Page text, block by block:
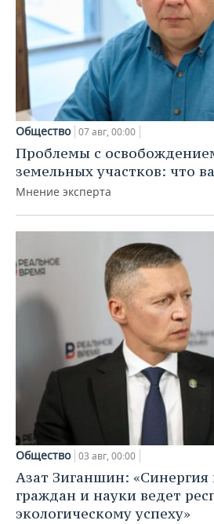
Общество 07 авг, 00:00
Проблемы с
земельных участков: что
Мнение эксперта
Общество 03 авг, 00:00
Азат Зиганшин: «Синергия
граждан и науки ведет
экологическому успеху»